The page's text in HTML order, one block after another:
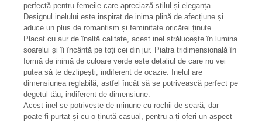
perfectă pentru femeile care apreciază stilul și eleganța.
Designul inelului este inspirat de inima plină de afecțiune și
aduce un plus de romantism și feminitate oricărei ținute.
Placat cu aur de înaltă calitate, acest inel strălucește în lumina
soarelui și îi încântă pe toți cei din jur. Piatra tridimensională în
formă de inimă de culoare verde este detaliul de care nu vei
putea să te dezlipești, indiferent de ocazie. Inelul are
dimensiunea reglabilă, astfel încât să se potrivească perfect pe
degetul tău, indiferent de dimensiune.
Acest inel se potrivește de minune cu rochii de seară, dar
poate fi purtat și cu o ținută casual, pentru a-ți oferi un aspect